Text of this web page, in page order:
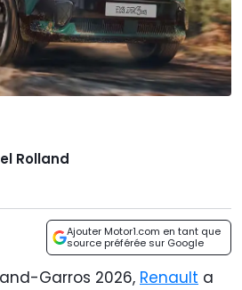
Rolland
Ajouter Motor1.com en tant que
source préférée sur Google
Garros 2026, Renault a